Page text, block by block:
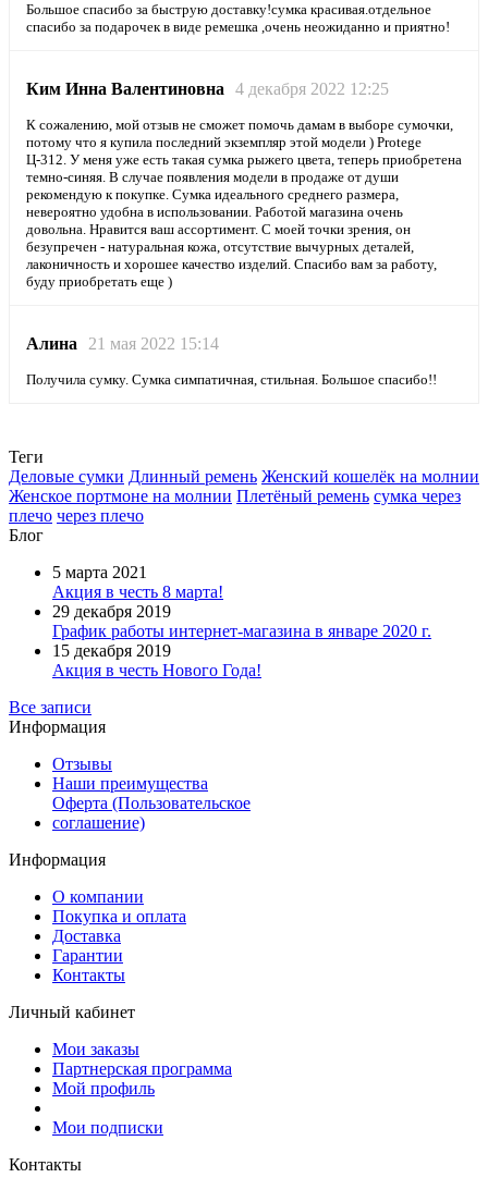
Большое спасибо за быструю доставку!сумка красивая.отдельное
спасибо за подарочек в виде ремешка ,очень неожиданно и приятно!
Ким Инна Валентиновна 4 декабря 2022 12:25
К сожалению, мой отзыв не сможет помочь дамам в выборе сумочки,
потому что я купила последний экземпляр этой модели ) Protege
Ц-312. У меня уже есть такая сумка рыжего цвета, теперь приобретена
темно-синяя. В случае появления модели в продаже от души
рекомендую к покупке. Сумка идеального среднего размера,
невероятно удобна в использовании. Работой магазина очень
довольна. Нравится ваш ассортимент. С моей точки зрения, он
безупречен - натуральная кожа, отсутствие вычурных деталей,
лаконичность и хорошее качество изделий. Спасибо вам за работу,
буду приобретать еще )
Алина 21 мая 2022 15:14
Получила сумку. Сумка симпатичная, стильная. Большое спасибо!!
Теги
Деловые сумки Длинный ремень Женский кошелёк на молнии
Женское портмоне на молнии Плетёный ремень сумка через
плечо через плечо
Блог
5 марта 2021
Акция в честь 8 марта!
29 декабря 2019
График работы интернет-магазина в январе 2020 г.
15 декабря 2019
Акция в честь Нового Года!
Все записи
Информация
Отзывы
Наши преимущества
Оферта (Пользовательское
соглашение)
Информация
О компании
Покупка и оплата
Доставка
Гарантии
Контакты
Личный кабинет
Мои заказы
Партнерская программа
Мой профиль
Мои подписки
Контакты